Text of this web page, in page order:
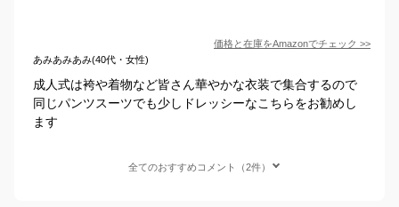
価格と在庫をAmazonでチェック >>
あみあみあみ(40代・女性)
成人式は袴や着物など皆さん華やかな衣装で集合するので
同じパンツスーツでも少しドレッシーなこちらをお勧めし
ます
全てのおすすめコメント（2件）